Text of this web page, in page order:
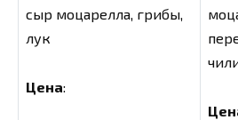
сыр моцарелла, грибы,
лук
Цена: